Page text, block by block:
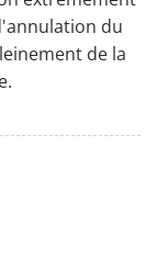
du
de la